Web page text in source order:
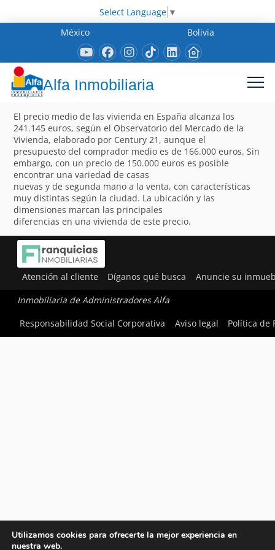
Select Language ▼
México
Bolivia
Alfa Inmobiliaria
El precio medio de las vivienda en España alcanza los
241.145 euros, según el Observatorio del Mercado de la
Vivienda, elaborado por Century 21, aunque el
presupuesto del comprador medio es de 166.000 euros. Sin
embargo, con un precio de 150.000 euros es posible
encontrar una variedad de casas
nuevas y de segunda mano a la venta, con características
muy distintas según la ciudad. La ubicación y las
dimensiones marcan las principales
diferencias en una vivienda de este precio.
Atención al cliente Díganos qué busca Anuncie su
Inmobiliaria de Administradores Alfa
Responsabilidad Social Corporativa
Aviso legal Política de
Utilizamos cookies para ofrecerte la mejor experiencia en
nuestra web.